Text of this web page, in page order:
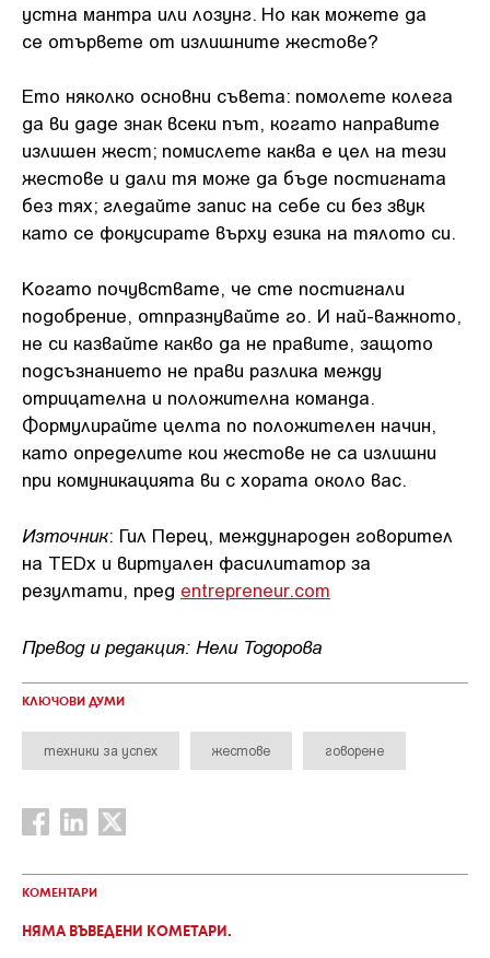
устна мантра или лозунг. Но как можете да
се отървете от излишните жестове?
Ето няколко основни съвета: помолете колега
да ви даде знак всеки път, когато направите
излишен жест; помислете каква е цел на тези
жестове и дали тя може да бъде постигната
без тях; гледайте запис на себе си без звук
като се фокусирате върху езика на тялото си.
Когато почувствате, че сте постигнали
подобрение, отпразнувайте го. И най-важното,
не си казвайте какво да не правите, защото
подсъзнанието не прави разлика между
отрицателна и положителна команда.
Формулирайте целта по положителен начин,
като определите кои жестове не са излишни
при комуникацията ви с хората около вас.
Източник: Гил Перец, международен говорител
на TEDx и виртуален фасилитатор за
резултати, пред entrepreneur.com
Превод и редакция: Нели Тодорова
КЛЮЧОВИ ДУМИ
техники за успех жестове говорене
КОМЕНТАРИ
НЯМА ВЪВЕДЕНИ КОМЕТАРИ.